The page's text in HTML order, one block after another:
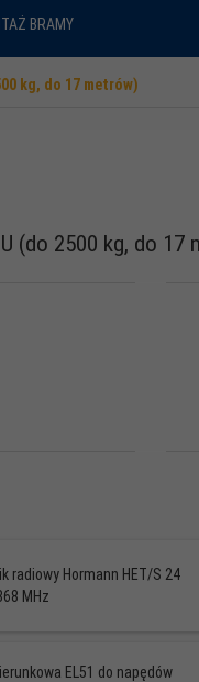
BRAMY
kg, do 17 metrów)
(do 2500 kg, do 17
radiowy Hormann HET/S 24
MHz
EL51 do napędów